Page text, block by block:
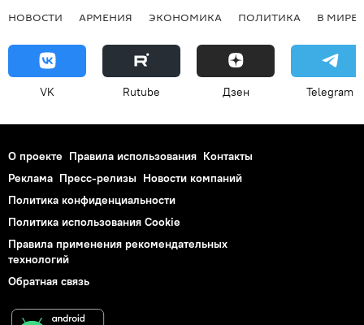
НОВОСТИ АРМЕНИЯ ЭКОНОМИКА ПОЛИТИКА В МИРЕ
VK Rutube Дзен Telegram
О проекте Правила использования Контакты
Реклама Пресс-релизы Новости компаний
Политика конфиденциальности
Политика использования Cookie
Правила применения рекомендательных
технологий
Обратная связь